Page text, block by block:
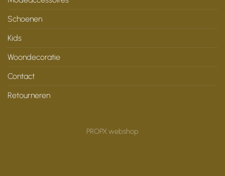
Schoenen
Kids
Woondecoratie
Contact
Retourneren
PROPX webshop